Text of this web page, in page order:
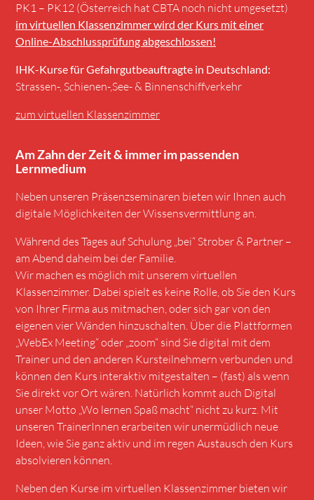
PK1 – PK12 (Österreich hat CBTA noch nicht umgesetzt)
im virtuellen Klassenzimmer wird der Kurs mit einer
Online-Abschlussprüfung abgeschlossen!
IHK-Kurse für Gefahrgutbeauftragte in Deutschland:
Strassen-, Schienen-,See- & Binnenschiffverkehr
zum virtuellen Klassenzimmer
Am Zahn der Zeit & immer im passenden
Lernmedium
Neben unseren Präsenzseminaren bieten wir Ihnen auch
digitale Möglichkeiten der Wissensvermittlung an.
Während des Tages auf Schulung „bei“ Strober & Partner –
am Abend daheim bei der Familie.
Wir machen es möglich mit unserem virtuellen
Klassenzimmer. Dabei spielt es keine Rolle, ob Sie den Kurs
von Ihrer Firma aus mitmachen, oder sich gar von den
eigenen vier Wänden hinzuschalten. Über die Plattformen
„WebEx Meeting“ oder „zoom“ sind Sie digital mit dem
Trainer und den anderen Kursteilnehmern verbunden und
können den Kurs interaktiv mitgestalten – (fast) als wenn
Sie direkt vor Ort wären. Natürlich kommt auch Digital
unser Motto „Wo lernen Spaß macht“ nicht zu kurz. Mit
unseren TrainerInnen erarbeiten wir unermüdlich neue
Ideen, wie Sie ganz aktiv und im regen Austausch den Kurs
absolvieren können.
Neben den Kurse im virtuellen Klassenzimmer bieten wir